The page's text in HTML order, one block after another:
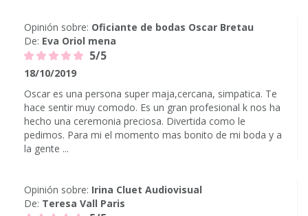
Opinión sobre: Oficiante de bodas Oscar Bretau
De: Eva Oriol mena
5/5
18/10/2019
Oscar es una persona super maja,cercana, simpatica. Te
hace sentir muy comodo. Es un gran profesional k nos ha
hecho una ceremonia preciosa. Divertida como le
pedimos. Para mi el momento mas bonito de mi boda y a
la gente ...
Opinión sobre: Irina Cluet Audiovisual
De: Teresa Vall Paris